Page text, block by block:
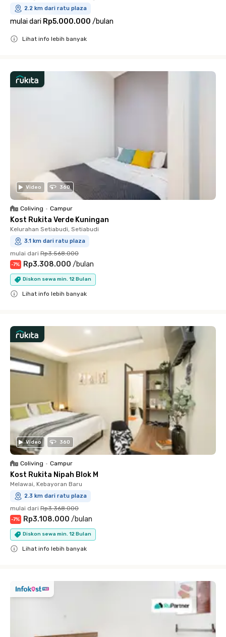
2.2 km dari ratu plaza
mulai dari Rp5.000.000 /bulan
Lihat info lebih banyak
Video 360
Coliving • Campur
Kost Rukita Verde Kuningan
Kelurahan Setiabudi, Setiabudi
3.1 km dari ratu plaza
mulai dari Rp3.568.000
-7% Rp3.308.000 /bulan
Diskon sewa min. 12 Bulan
Lihat info lebih banyak
Video 360
Coliving • Campur
Kost Rukita Nipah Blok M
Melawai, Kebayoran Baru
2.3 km dari ratu plaza
mulai dari Rp3.368.000
-7% Rp3.108.000 /bulan
Diskon sewa min. 12 Bulan
Lihat info lebih banyak